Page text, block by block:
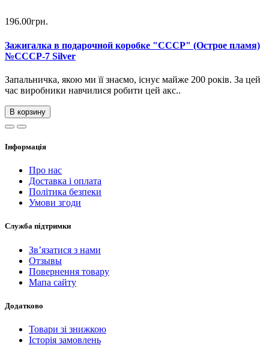
196.00грн.
Зажигалка в подарочной коробке "СССР" (Острое пламя)
№СССР-7 Silver
Запальничка, якою ми її знаємо, існує майже 200 років. За цей
час виробники навчилися робити цей акс..
В корзину
Інформація
Про нас
Доставка і оплата
Політика безпеки
Умови згоди
Служба підтримки
Зв’язатися з нами
Отзывы
Повернення товару
Мапа сайту
Додатково
Товари зі знижкою
Історія замовлень